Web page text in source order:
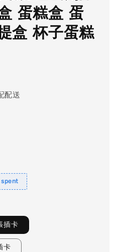
蛋糕盒 蛋
盒 杯子蛋糕
配送
插卡
卡